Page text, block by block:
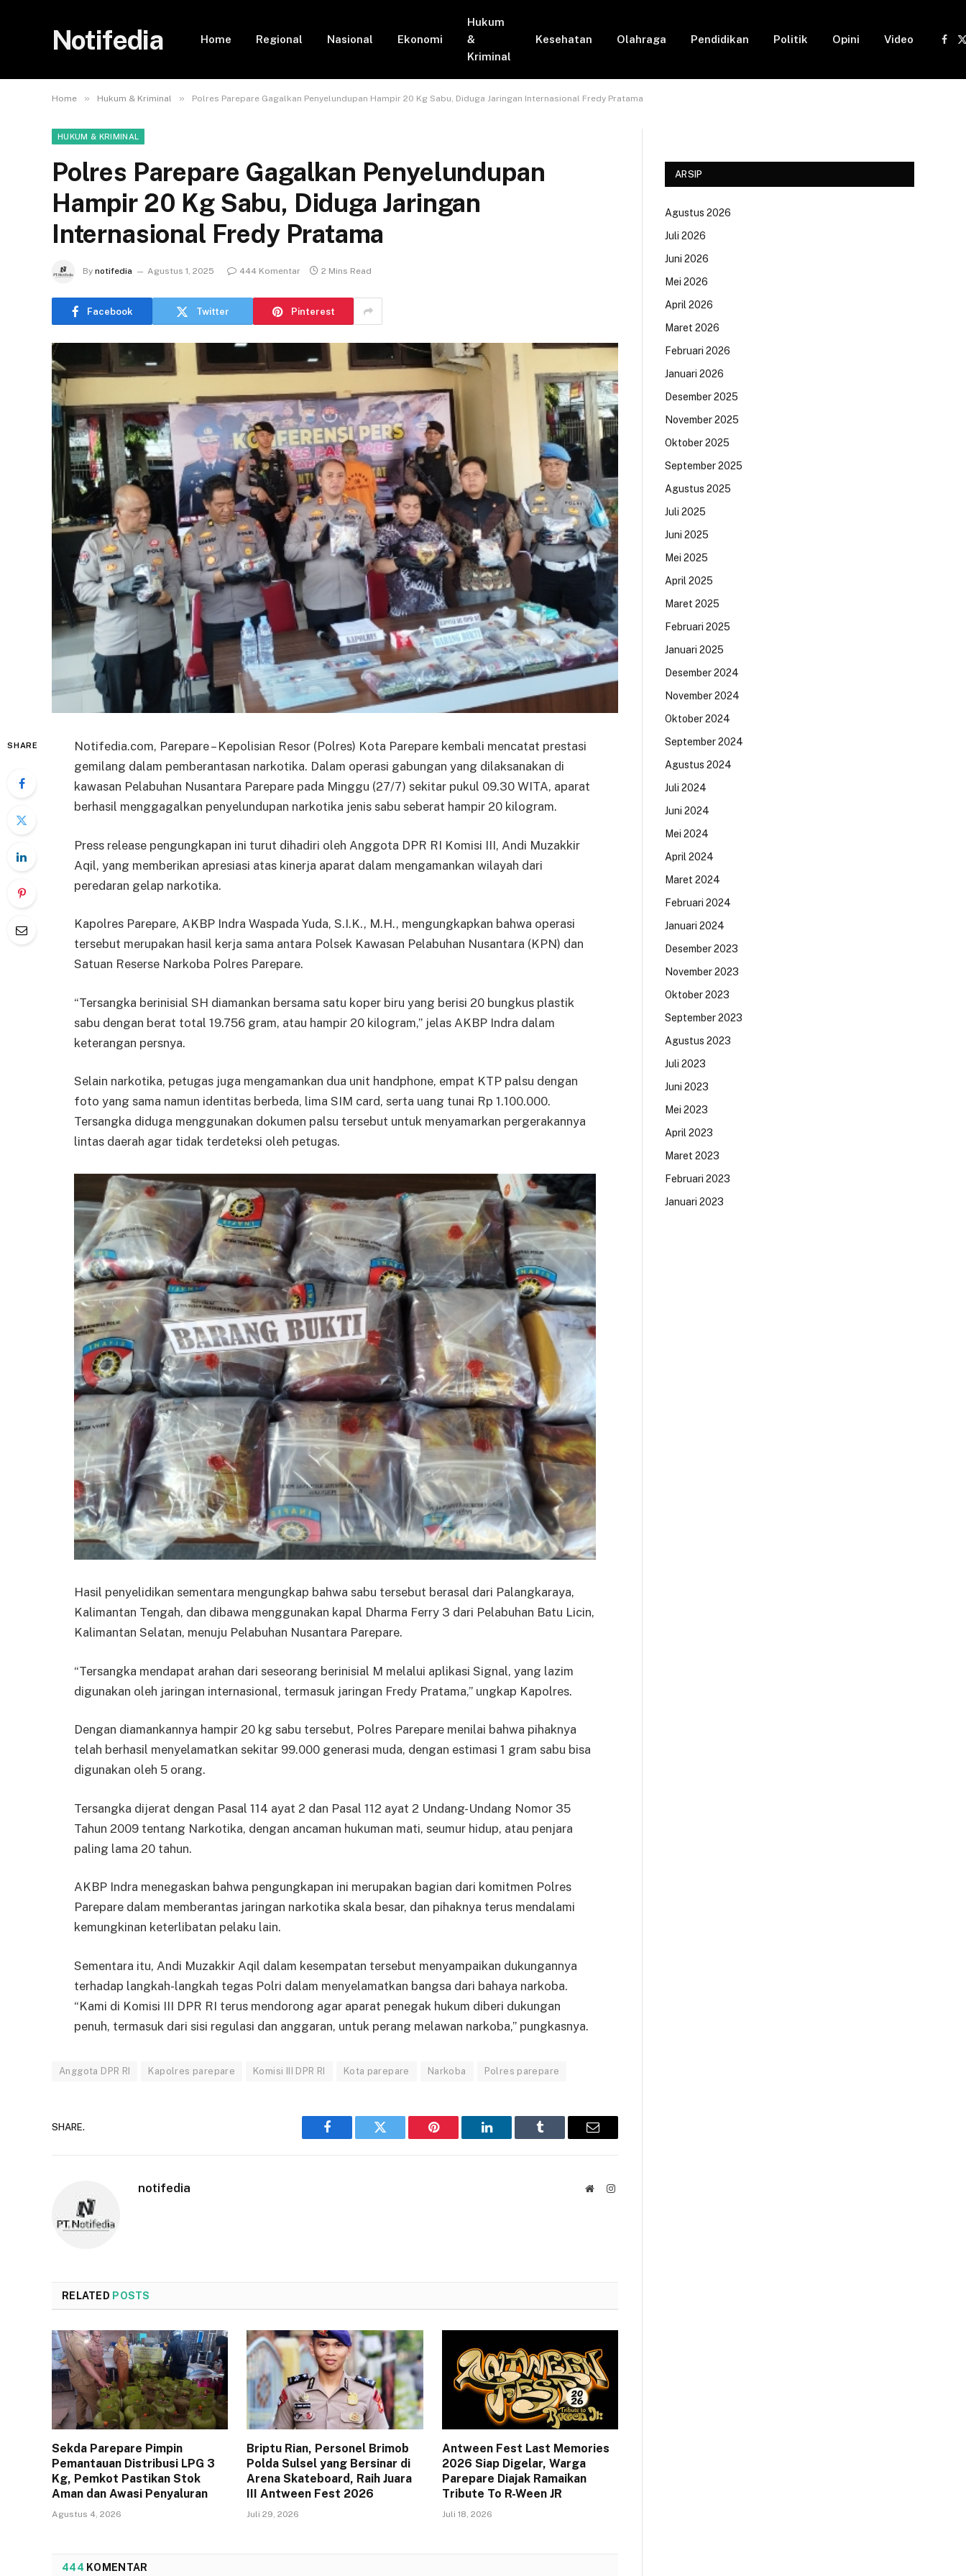
Notifedia Home Regional Nasional Ekonomi
Hukum
&
Kriminal
Kesehatan Olahraga Pendidikan Politik Opini Video
Home » Hukum & Kriminal » Polres Parepare Gagalkan Penyelundupan Hampir 20 Kg Sabu, Diduga Jaringan Internasional Fredy Pratama
HUKUM & KRIMINAL
Polres Parepare Gagalkan Penyelundupan
Hampir 20 Kg Sabu, Diduga Jaringan
Internasional Fredy Pratama
By notifedia Agustus 1, 2025 444 Komentar 2 Mins Read
Facebook Twitter Pinterest
SHARE
Notifedia.com, Parepare – Kepolisian Resor (Polres) Kota Parepare kembali mencatat prestasi
gemilang dalam pemberantasan narkotika. Dalam operasi gabungan yang dilaksanakan di
kawasan Pelabuhan Nusantara Parepare pada Minggu (27/7) sekitar pukul 09.30 WITA, aparat
berhasil menggagalkan penyelundupan narkotika jenis sabu seberat hampir 20 kilogram.
Press release pengungkapan ini turut dihadiri oleh Anggota DPR RI Komisi III, Andi Muzakkir
Aqil, yang memberikan apresiasi atas kinerja aparat dalam mengamankan wilayah dari
peredaran gelap narkotika.
Kapolres Parepare, AKBP Indra Waspada Yuda, S.I.K., M.H., mengungkapkan bahwa operasi
tersebut merupakan hasil kerja sama antara Polsek Kawasan Pelabuhan Nusantara (KPN) dan
Satuan Reserse Narkoba Polres Parepare.
“Tersangka berinisial SH diamankan bersama satu koper biru yang berisi 20 bungkus plastik
sabu dengan berat total 19.756 gram, atau hampir 20 kilogram,” jelas AKBP Indra dalam
keterangan persnya.
Selain narkotika, petugas juga mengamankan dua unit handphone, empat KTP palsu dengan
foto yang sama namun identitas berbeda, lima SIM card, serta uang tunai Rp 1.100.000.
Tersangka diduga menggunakan dokumen palsu tersebut untuk menyamarkan pergerakannya
lintas daerah agar tidak terdeteksi oleh petugas.
Hasil penyelidikan sementara mengungkap bahwa sabu tersebut berasal dari Palangkaraya,
Kalimantan Tengah, dan dibawa menggunakan kapal Dharma Ferry 3 dari Pelabuhan Batu Licin,
Kalimantan Selatan, menuju Pelabuhan Nusantara Parepare.
“Tersangka mendapat arahan dari seseorang berinisial M melalui aplikasi Signal, yang lazim
digunakan oleh jaringan internasional, termasuk jaringan Fredy Pratama,” ungkap Kapolres.
Dengan diamankannya hampir 20 kg sabu tersebut, Polres Parepare menilai bahwa pihaknya
telah berhasil menyelamatkan sekitar 99.000 generasi muda, dengan estimasi 1 gram sabu bisa
digunakan oleh 5 orang.
Tersangka dijerat dengan Pasal 114 ayat 2 dan Pasal 112 ayat 2 Undang-Undang Nomor 35
Tahun 2009 tentang Narkotika, dengan ancaman hukuman mati, seumur hidup, atau penjara
paling lama 20 tahun.
AKBP Indra menegaskan bahwa pengungkapan ini merupakan bagian dari komitmen Polres
Parepare dalam memberantas jaringan narkotika skala besar, dan pihaknya terus mendalami
kemungkinan keterlibatan pelaku lain.
Sementara itu, Andi Muzakkir Aqil dalam kesempatan tersebut menyampaikan dukungannya
terhadap langkah-langkah tegas Polri dalam menyelamatkan bangsa dari bahaya narkoba.
“Kami di Komisi III DPR RI terus mendorong agar aparat penegak hukum diberi dukungan
penuh, termasuk dari sisi regulasi dan anggaran, untuk perang melawan narkoba,” pungkasnya.
Anggota DPR RI Kapolres parepare Komisi III DPR RI Kota parepare Narkoba Polres parepare
SHARE.
Facebook Twitter Pinterest LinkedIn Tumblr Email
notifedia WebsiteInstagram
RELATED POSTS
Sekda Parepare Pimpin
Pemantauan Distribusi LPG 3
Kg, Pemkot Pastikan Stok
Aman dan Awasi Penyaluran
Agustus 4, 2026
Briptu Rian, Personel Brimob
Polda Sulsel yang Bersinar di
Arena Skateboard, Raih Juara
III Antween Fest 2026
Juli 29, 2026
Antween Fest Last Memories
2026 Siap Digelar, Warga
Parepare Diajak Ramaikan
Tribute To R-Ween JR
Juli 18, 2026
444 KOMENTAR
ARSIP
Agustus 2026
Juli 2026
Juni 2026
Mei 2026
April 2026
Maret 2026
Februari 2026
Januari 2026
Desember 2025
November 2025
Oktober 2025
September 2025
Agustus 2025
Juli 2025
Juni 2025
Mei 2025
April 2025
Maret 2025
Februari 2025
Januari 2025
Desember 2024
November 2024
Oktober 2024
September 2024
Agustus 2024
Juli 2024
Juni 2024
Mei 2024
April 2024
Maret 2024
Februari 2024
Januari 2024
Desember 2023
November 2023
Oktober 2023
September 2023
Agustus 2023
Juli 2023
Juni 2023
Mei 2023
April 2023
Maret 2023
Februari 2023
Januari 2023